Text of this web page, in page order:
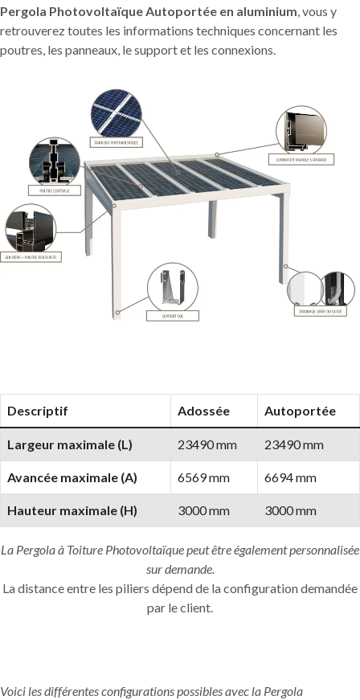
Pergola Photovoltaïque Autoportée en aluminium , vous y
retrouverez toutes les informations techniques concernant les
poutres, les panneaux, le support et les connexions.
Descriptif Adossée Autoportée
Largeur maximale (L) 23490 mm 23490 mm
Avancée maximale (A) 6569 mm 6694 mm
Hauteur maximale (H) 3000 mm 3000 mm
La Pergola à Toiture Photovoltaïque peut être également personnalisée
sur demande.
La distance entre les piliers dépend de la configuration demandée
par le client.
Voici les différentes configurations possibles avec la Pergola